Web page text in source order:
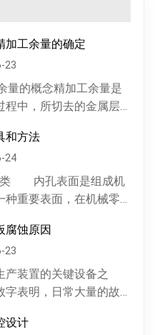
加工余量的确定
23
量的概念精加工余量是
程中，所切去的金属层
工一次...
和方法
24
类 内孔表面是组成机
种重要表面，在机械零
、...
腐蚀原因
23
产装置的关键设备之
字表明，日常大量的故
蚀损坏所...
设计